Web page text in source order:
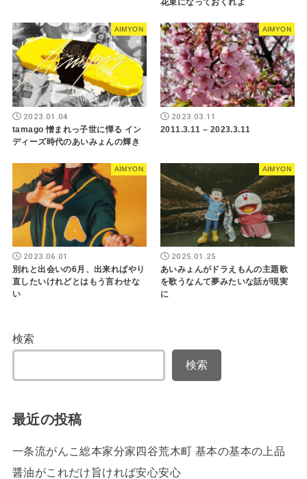
花束になっておくれよ
AIMYON
2023.01.04
tamago 憎まれっ子世に憚る イン
ディーズ時代のあいみょんの輝き
AIMYON
2023.03.11
2011.3.11 – 2023.3.11
AIMYON
2023.06.01
別れと出会いの6月、出来ればやり
直したいけれどとはもう言わせな
い
AIMYON
2025.01.25
あいみょんがドラえもんの主題歌
を歌うなんて夢みたいな話が現実
に
検索
検索
最近の投稿
一条流がんこ総本家分家四谷荒木町 基本の基本の上品
醤油がこれだけ旨ければ安心安心